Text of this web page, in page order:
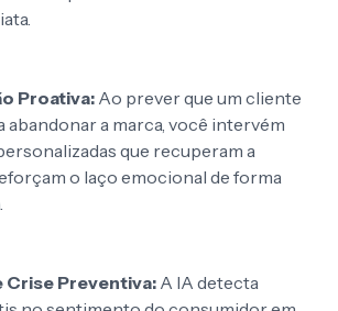
Proativa:Ao prever que um cliente
abandonar a marca, você intervém
que recuperam a
o laço emocional de forma
Crise Preventiva: A IA detecta